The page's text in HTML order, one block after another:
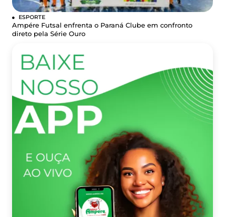
ESPORTE
Ampére Futsal enfrenta o Paraná Clube em confronto
direto pela Série Ouro